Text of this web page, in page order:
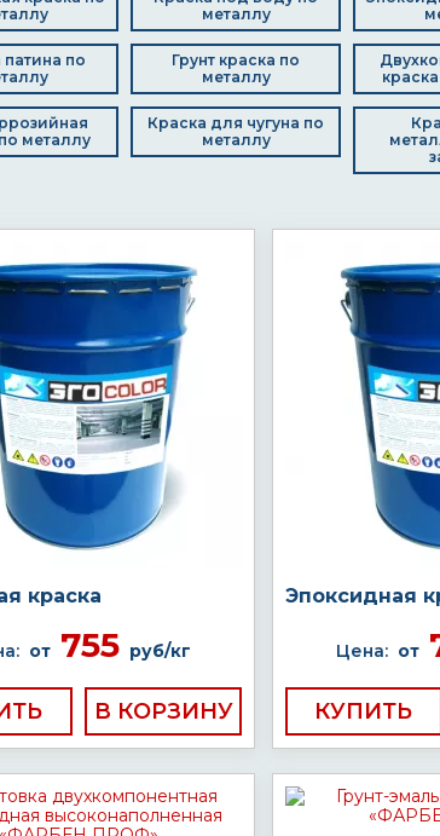
металлу
патина по
Грунт краска по
металлу
металлу
Краска для чугуна по
металлу
краска
от755 руб/кг
Эпоксидная
Цена: от
КУПИТЬ